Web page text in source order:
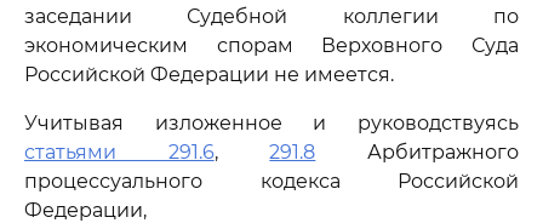
заседании Судебной коллегии по
экономическим спорам Верховного Суда
Российской Федерации не имеется.
Учитывая изложенное и руководствуясь
статьями 291.6,291.8 Арбитражного
процессуального кодекса Российской
Федерации,